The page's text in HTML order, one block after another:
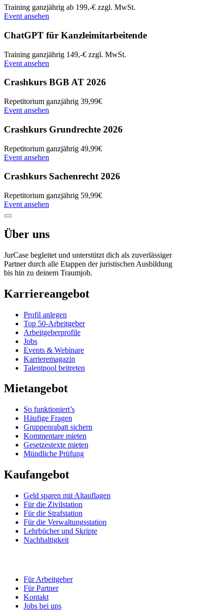
Training ganzjährig ab 199,-€ zzgl. MwSt.
Event ansehen
ChatGPT für Kanzleimitarbeitende
Training ganzjährig 149,-€ zzgl. MwSt.
Event ansehen
Crashkurs BGB AT 2026
Repetitorium ganzjährig 39,99€
Event ansehen
Crashkurs Grundrechte 2026
Repetitorium ganzjährig 49,99€
Event ansehen
Crashkurs Sachenrecht 2026
Repetitorium ganzjährig 59,99€
Event ansehen
Über uns
JurCase begleitet und unterstützt dich als zuverlässiger
Partner durch alle Etappen der juristischen Ausbildung
bis hin zu deinem Traumjob.
Karriereangebot
Profil anlegen
Top 50-Arbeitgeber
Arbeitgeberprofile
Jobs
Events & Webinare
Karrieremagazin
Talentpool beitreten
Mietangebot
So funktioniert’s
Häufige Fragen
Gruppenrabatt sichern
Kommentare mieten
Gesetzestexte mieten
Mündliche Prüfung
Kaufangebot
Geld sparen mit Altauflagen
Für die Zivilstation
Für die Strafstation
Für die Verwaltungsstation
Lehrbücher und Skripte
Nachhaltigkeit
Für Arbeitgeber
Für Partner
Kontakt
Jobs bei uns